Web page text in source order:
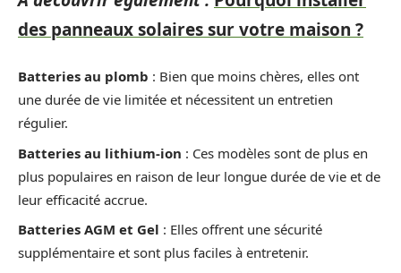
des panneaux solaires sur votre maison ?
Batteries au plomb : Bien que moins chères, elles ont
une durée de vie limitée et nécessitent un entretien
régulier.
Batteries au lithium-ion : Ces modèles sont de plus en
plus populaires en raison de leur longue durée de vie et de
leur efficacité accrue.
Batteries AGM et Gel : Elles offrent une sécurité
supplémentaire et sont plus faciles à entretenir.